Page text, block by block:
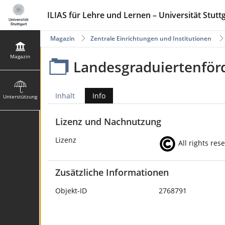
ILIAS für Lehre und Lernen – Universität
Magazin
Unterstützung
Zentrale Einrichtungen und Institutionen
Magazin
Inhalt Info
Lizenz und Nachnutzung
Lizenz All rights
Zusätzliche Informationen
Objekt-ID 2768791